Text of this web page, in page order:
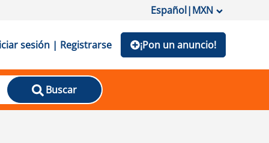
Español|MXN
sesión | Registrarse ¡Pon un anuncio!
Buscar